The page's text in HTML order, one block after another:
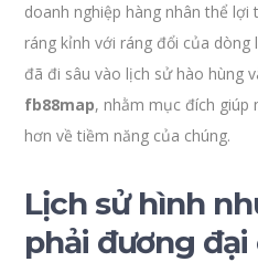
doanh nghiệp hàng nhân thể
ráng kỉnh với ráng đổi của dòng
đã đi sâu vào lịch sử hào hùng
fb88map, nhằm mục đích giúp
hơn về tiềm năng của chúng.
Lịch sử hình
phải đương